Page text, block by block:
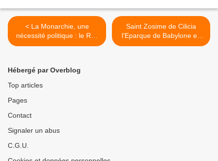
< La Monarchie, une
nécessité politique : le Roi,
arbitre né
Saint Zosime de Cilicia
l'Eparque de Babylone en
Egypte >
Hébergé par Overblog
Top articles
Pages
Contact
Signaler un abus
C.G.U.